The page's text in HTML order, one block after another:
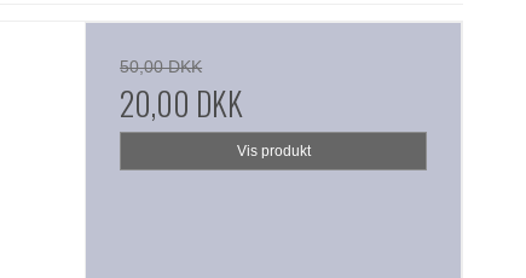
50,00 DKK
20,00 DKK
Vis produkt